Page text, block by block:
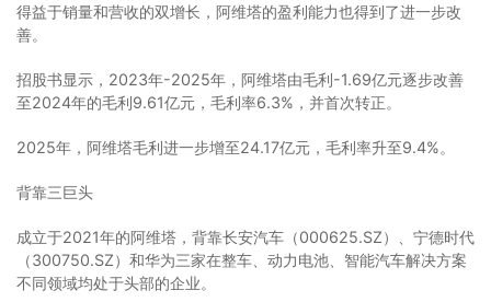
得益于销量和营收的双增长，阿维塔的盈利能力也得到了进一步改
善。
招股书显示，2023年-2025年，阿维塔由毛利-1.69亿元逐步改善
至2024年的毛利9.61亿元，毛利率6.3%，并首次转正。
2025年，阿维塔毛利进一步增至24.17亿元，毛利率升至9.4%。
背靠三巨头
成立于2021年的阿维塔，背靠长安汽车（000625.SZ）、宁德时代
（300750.SZ）和华为三家在整车、动力电池、智能汽车解决方案
不同领域均处于头部的企业。